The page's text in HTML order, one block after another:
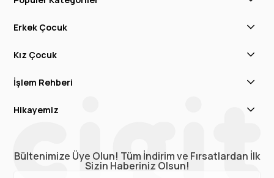
Erkek Çocuk
Kız Çocuk
İşlem Rehberi
Hikayemiz
Bültenimize Üye Olun! Tüm İndirim ve Fırsatlardan İlk
Sizin Haberiniz Olsun!